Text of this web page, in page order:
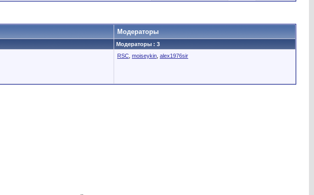
Модераторы
Модераторы : 3
RSC moiseykin alex1976sir